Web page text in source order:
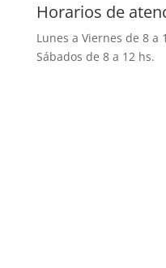
Horarios de
Lunes a Viernes de 8 a
Sábados de 8 a 12 hs.